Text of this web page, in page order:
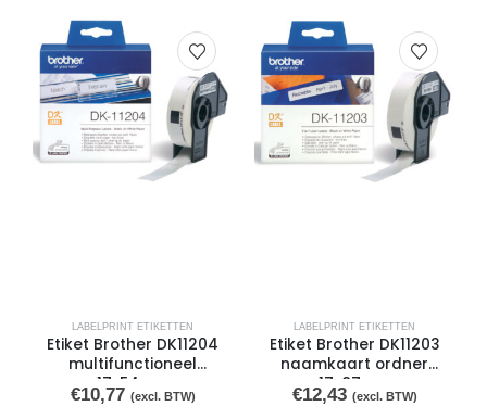
LABELPRINT ETIKETTEN
Etiket Brother DK11204
multifunctioneel
17x54mm
€10,77 (excl. BTW)
LABELPRINT ETIKETTEN
Etiket Brother DK11203
naamkaart ordner
17x87mm
€12,43 (excl. BTW)